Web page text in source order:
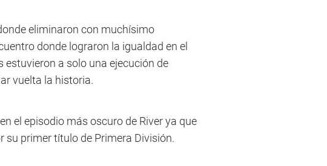
eliminaron con muchísimo
donde lograron la igualdad en el
a solo una ejecución de
vuelta la historia.
el episodio más oscuro de River ya que
su primer título de Primera División.